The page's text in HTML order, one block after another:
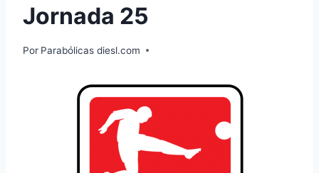
Jornada 25
Por Parabólicas diesl.com